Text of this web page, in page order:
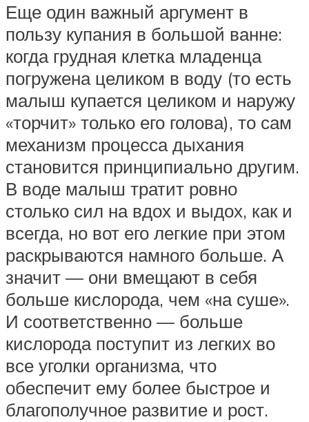
Еще один важный аргумент в
пользу купания в большой ванне:
когда грудная клетка младенца
погружена целиком в воду (то есть
малыш купается целиком и наружу
«торчит» только его голова), то сам
механизм процесса дыхания
становится принципиально другим.
В воде малыш тратит ровно
столько сил на вдох и выдох, как и
всегда, но вот его легкие при этом
раскрываются намного больше. А
значит — они вмещают в себя
больше кислорода, чем «на суше».
И соответственно — больше
кислорода поступит из легких во
все уголки организма, что
обеспечит ему более быстрое и
благополучное развитие и рост.